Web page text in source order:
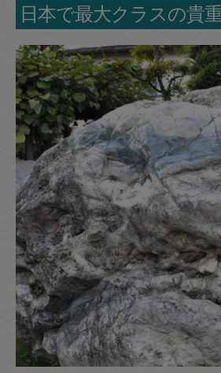
日本で最大クラスの貴